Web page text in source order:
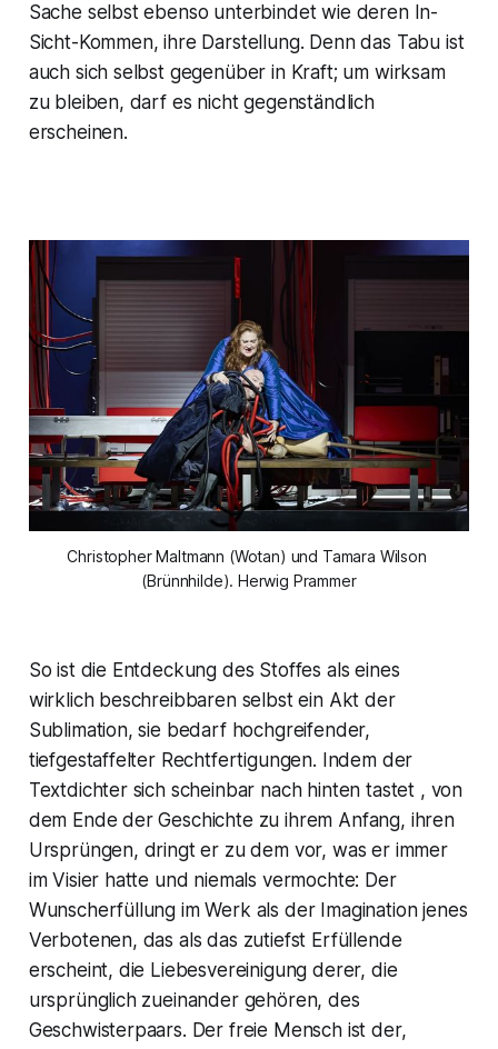
Sache selbst ebenso unterbindet wie deren In-
Sicht-Kommen, ihre Darstellung. Denn das Tabu ist
auch sich selbst gegenüber in Kraft; um wirksam
zu bleiben, darf es nicht gegenständlich
erscheinen.
Christopher Maltmann (Wotan) und Tamara Wilson
(Brünnhilde). Herwig Prammer
So ist die Entdeckung des Stoffes als eines
wirklich beschreibbaren selbst ein Akt der
Sublimation, sie bedarf hochgreifender,
tiefgestaffelter Rechtfertigungen. Indem der
Textdichter sich scheinbar nach hinten tastet , von
dem Ende der Geschichte zu ihrem Anfang, ihren
Ursprüngen, dringt er zu dem vor, was er immer
im Visier hatte und niemals vermochte: Der
Wunscherfüllung im Werk als der Imagination jenes
Verbotenen, das als das zutiefst Erfüllende
erscheint, die Liebesvereinigung derer, die
ursprünglich zueinander gehören, des
Geschwisterpaars. Der freie Mensch ist der,